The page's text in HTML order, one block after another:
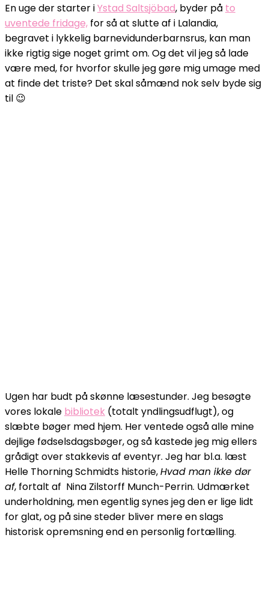
En uge der starter iYstad Saltsjöbad, byder på to
uventede fridage, for så at slutte af i Lalandia,
begravet i lykkelig barnevidunderbarnsrus, kan man
ikke rigtig sige noget grimt om. Og det vil jeg så lade
være med, for hvorfor skulle jeg gøre mig umage med
at finde det triste? Det skal såmænd nok selv byde sig
til 😉
Ugen har budt på skønne læsestunder. Jeg besøgte
vores lokale bibliotek (totalt yndlingsudflugt), og
slæbte bøger med hjem. Her ventede også alle mine
dejlige fødselsdagsbøger, og så kastede jeg mig ellers
grådigt over stakkevis af eventyr. Jeg har bl.a. læst
Helle Thorning Schmidts historie,Hvad man ikke dør
af, fortalt af Nina Zilstorff Munch-Perrin. Udmærket
underholdning, men egentlig synes jeg den er lige lidt
for glat, og på sine steder bliver mere en slags
historisk opremsning end en personlig fortælling.